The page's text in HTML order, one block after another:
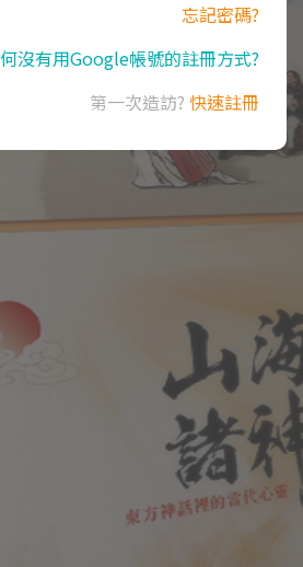
忘記密碼?
沒有用Google帳號的註冊方式?
第一次造訪? 快速註冊